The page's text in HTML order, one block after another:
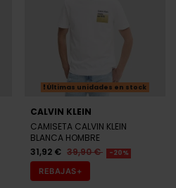
Últimas unidades en stock
CALVIN KLEIN
CAMISETA CALVIN KLEIN
BLANCA HOMBRE
31,92 € 39,90 € -20%
REBAJAS+